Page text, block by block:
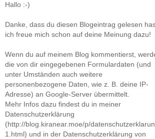
Hallo :-)
Danke, dass du diesen Blogeintrag gelesen
ich freue mich schon auf deine Meinung dazu!
Wenn du auf meinem Blog kommentierst,
die von dir eingegebenen Formulardaten (und
unter Umständen auch weitere
personenbezogene Daten, wie z. B. deine IP-
Adresse) an Google-Server übermittelt.
Mehr Infos dazu findest du in meiner
Datenschutzerklärung
(http://blog.kiranear.moe/p/
1.html) und in der Datenschutzerklärung von